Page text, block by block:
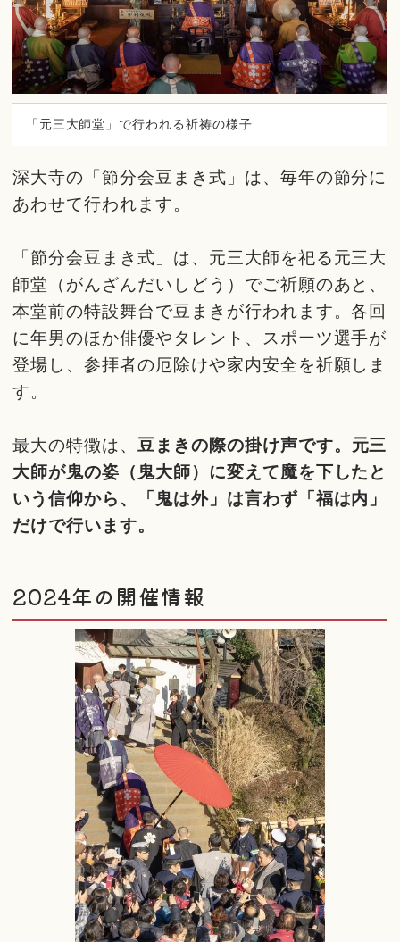
「元三大師堂」で行われる祈祷の様子
深大寺の「節分会豆まき式」は、毎年の節分に
あわせて行われます。
「節分会豆まき式」は、元三大師を祀る元三大
師堂（がんざんだいしどう）でご祈願のあと、
本堂前の特設舞台で豆まきが行われます。各回
に年男のほか俳優やタレント、スポーツ選手が
登場し、参拝者の厄除けや家内安全を祈願しま
す。
最大の特徴は、豆まきの際の掛け声です。元三
大師が鬼の姿（鬼大師）に変えて魔を下したと
いう信仰から、「鬼は外」は言わず「福は内」
だけで行います。
2024年の開催情報